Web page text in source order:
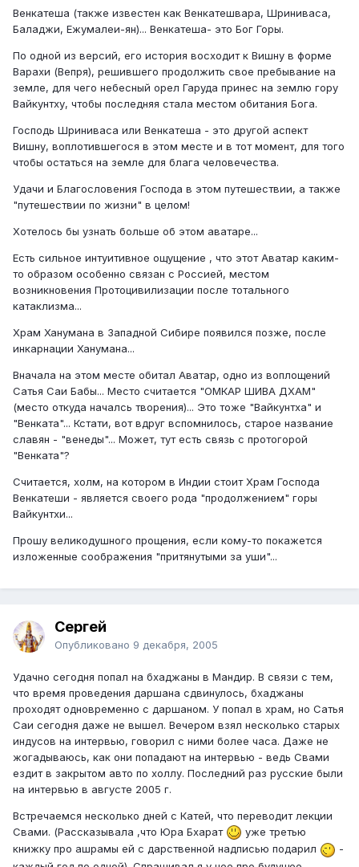
Венкатеша (также известен как Венкатешвара, Шриниваса,
Баладжи, Ежумалеи-ян)... Венкатеша- это Бог Горы.
По одной из версий, его история восходит к Вишну в форме
Варахи (Вепря), решившего продолжить свое пребывание на
земле, для чего небесный орел Гаруда принес на землю гору
Вайкунтху, чтобы последняя стала местом обитания Бога.
Господь Шриниваса или Венкатеша - это другой аспект
Вишну, воплотившегося в этом месте и в тот момент, для того
чтобы остаться на земле для блага человечества.
Удачи и Благословения Господа в этом путешествии, а также
"путешествии по жизни" в целом!
Хотелось бы узнать больше об этом аватаре...
Есть сильное интуитивное ощущение , что этот Аватар каким-
то образом особенно связан с Россией, местом
возникновения Протоцивилизации после тотального
катаклизма...
Храм Ханумана в Западной Сибире появился позже, после
инкарнации Ханумана...
Вначала на этом месте обитал Аватар, одно из воплощений
Сатья Саи Бабы... Место считается "ОМКАР ШИВА ДХАМ"
(место откуда началсь творения)... Это тоже "Вайкунтха" и
"Венката"... Кстати, вот вдруг вспомнилось, старое название
славян - "венеды"... Может, тут есть связь с протогорой
"Венката"?
Считается, холм, на котором в Индии стоит Храм Господа
Венкатеши - является своего рода "продолжением" горы
Вайкунтхи...
Прошу великодушного прощения, если кому-то покажется
изложенные соображения "притянутыми за уши"...
Сергей
Опубликовано 9 декабря, 2005
Удачно сегодня попал на бхаджаны в Мандир. В связи с тем,
что время проведения даршана сдвинулось, бхаджаны
проходят одновременно с даршаном. У попал в храм, но Сатья
Саи сегодня даже не вышел. Вечером взял несколько старых
индусов на интервью, говорил с ними более часа. Даже не
жогадываюсь, как они попадают на интервью - ведь Свами
ездит в закрытом авто по холлу. Последний раз русские были
на интервью в августе 2005 г.
Встречаемся несколько дней с Катей, что переводит лекции
Свами. (Рассказывала ,что Юра Бхарат
уже третью
книжку про ашрамы ей с дарственной надписью подарил
-